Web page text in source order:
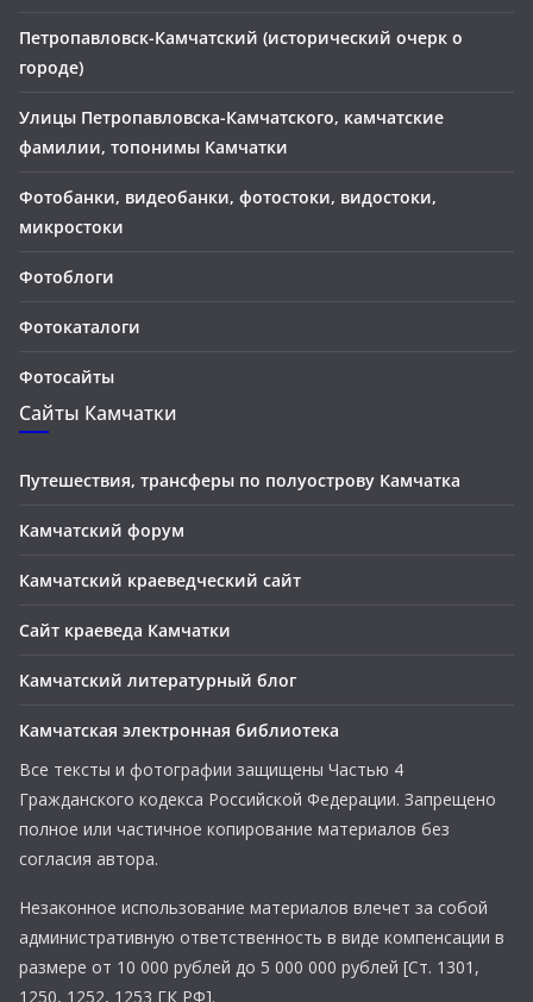
Петропавловск-Камчатский (исторический очерк о
городе)
Улицы Петропавловска-Камчатского, камчатские
фамилии, топонимы Камчатки
Фотобанки, видеобанки, фотостоки, видостоки,
микростоки
Фотоблоги
Фотокаталоги
Фотосайты
Сайты Камчатки
Путешествия, трансферы по полуострову Камчатка
Камчатский форум
Камчатский краеведческий сайт
Сайт краеведа Камчатки
Камчатский литературный блог
Камчатская электронная библиотека
Все тексты и фотографии защищены Частью 4
Гражданского кодекса Российской Федерации. Запрещено
полное или частичное копирование материалов без
согласия автора.
Незаконное использование материалов влечет за собой
административную ответственность в виде компенсации в
размере от 10 000 рублей до 5 000 000 рублей [Ст. 1301,
1250, 1252, 1253 ГК РФ].